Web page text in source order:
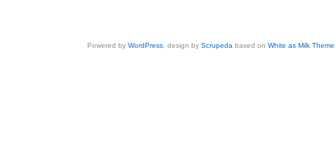
Powered byWordPress , design byScrupeda based onWhite as Milk Theme